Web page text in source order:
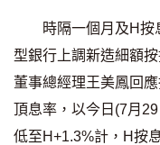
按揭百科
實時銀行資訊
裝修·保險優惠
時隔一個月及H按
型銀行上調新造細額
董事總經理王美鳳回
頂息率，以今日(7月
低至H+1.3%計，H按